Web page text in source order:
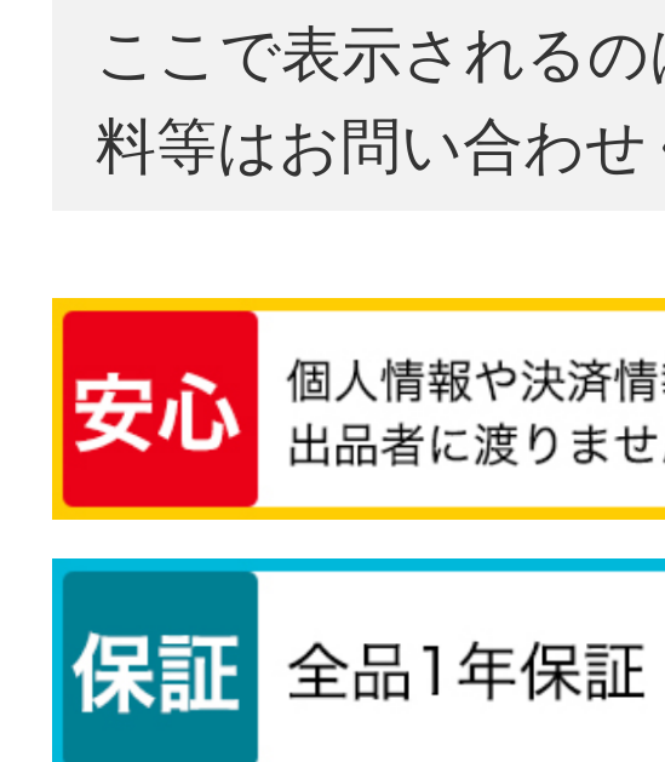
ここで表示される
料等はお問い合わ